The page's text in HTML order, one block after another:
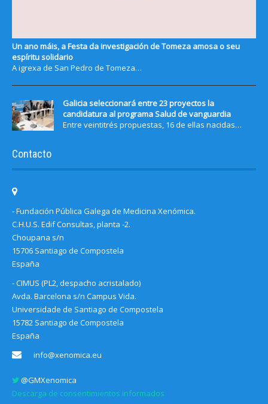
Un ano máis, a Festa da investigación de Tomeza amosa o seu
espíritu solidario
A igrexa de San Pedro de Tomeza…
Galicia seleccionará entre 23 proyectos la
candidatura al programa Salud de vanguardia
Entre veintitrés propuestas, 16 de ellas nacidas…
Contacto
- Fundación Pública Galega de Medicina Xenómica.
C.H.U.S. Edif Consultas, planta -2.
Choupana s/n
15706 Santiago de Compostela
España
- CIMUS (PL2, despacho acristalado)
Avda. Barcelona s/n Campus Vida.
Universidade de Santiago de Compostela
15782 Santiago de Compostela
España
info@xenomica.eu
@GMXenomica
Descarga de consentimientos informados